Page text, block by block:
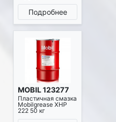
Подробнее
MOBIL 123277
Пластичная смазка
Mobilgrease XHP
222 50 кг